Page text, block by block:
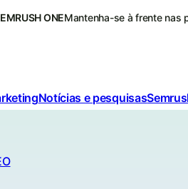
ONEMantenha-se à frente nas
Notícias e pesquisas